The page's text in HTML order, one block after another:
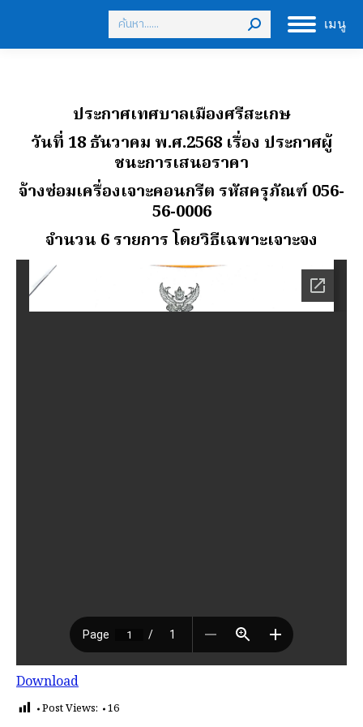
เมนู
Search:
ประกาศเทศบาลเมืองศรีสะเกษ
วันที่ 18 ธันวาคม พ.ศ.2568 เรื่อง ประกาศผู้
ชนะการเสนอราคา
จ้างซ่อมเครื่องเจาะคอนกรีต รหัสครุภัณฑ์ 056-
56-0006
จํานวน 6 รายการ โดยวิธีเฉพาะเจาะจง
Download
Post Views: 16